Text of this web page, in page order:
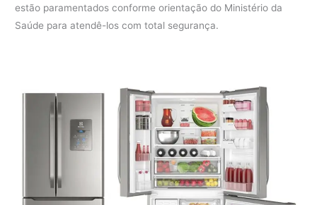
estão paramentados conforme orientação do Ministério da
Saúde para atendê-los com total segurança.